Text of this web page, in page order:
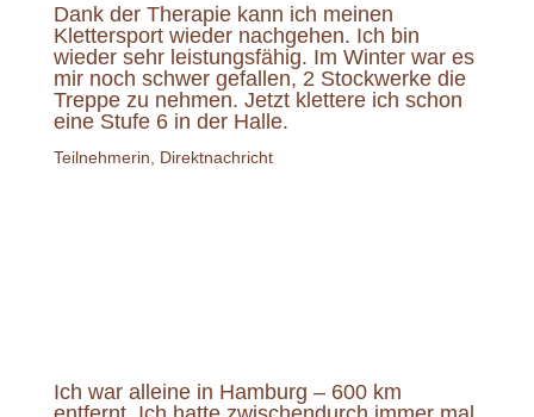
Dank der Therapie kann ich meinen
Klettersport wieder nachgehen. Ich bin
wieder sehr leistungsfähig. Im Winter war es
mir noch schwer gefallen, 2 Stockwerke die
Treppe zu nehmen. Jetzt klettere ich schon
eine Stufe 6 in der Halle.
Teilnehmerin, Direktnachricht
Ich war alleine in Hamburg – 600 km